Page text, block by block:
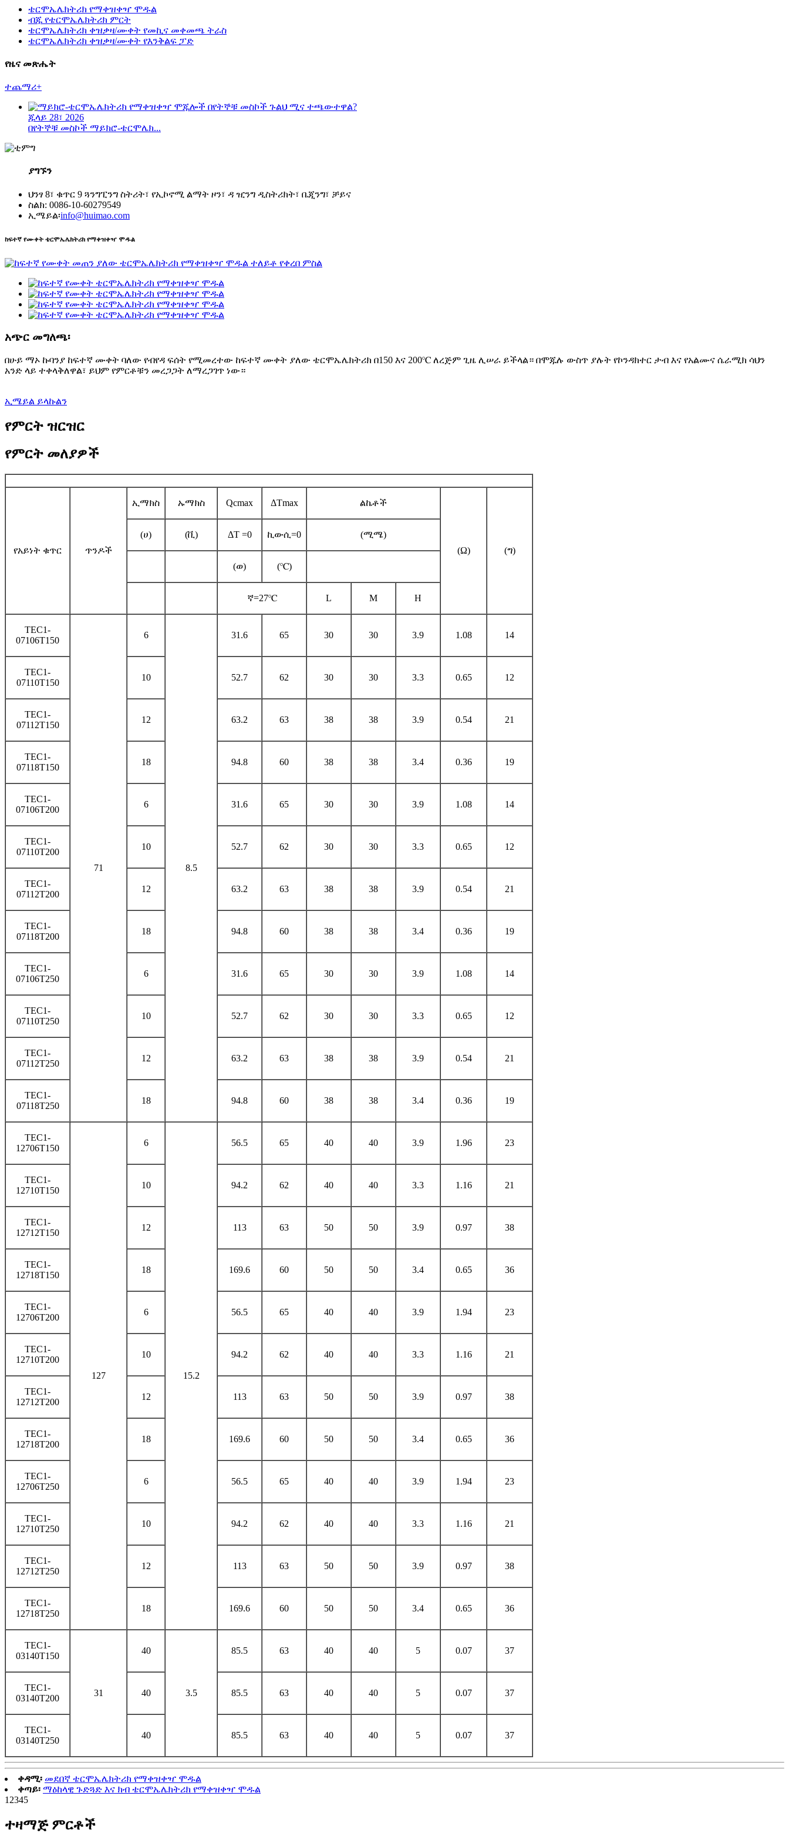
ቴርሞኤሌክትሪክ የማቀዝቀዣ ሞዱል
ብጁ የቴርሞኤሌክትሪክ ምርት
ቴርሞኤሌክትሪክ ቀዝቃዛ/ሙቀት የመኪና መቀመጫ ትራስ
ቴርሞኤሌክትሪክ ቀዝቃዛ/ሙቀት የእንቅልፍ ፓድ
የዜና መጽሔት
ተጨማሪ+
ጁላይ 28፣ 2026
በየትኞቹ መስኮች ማይክሮ-ቴርሞሌክ...
ያግኙን
ህንፃ 8፣ ቁጥር 9 ጓንግፒንግ ስትሪት፣ የኢኮኖሚ ልማት ዞን፣ ዳ ዢንግ ዲስትሪክት፣ ቤጂንግ፣ ቻይና
ስልክ: 0086-10-60279549
ኢሜይል፡info@huimao.com
ከፍተኛ የሙቀት ቴርሞኤሌክትሪክ የማቀዝቀዣ ሞዱል
አጭር መግለጫ፡
በሁይ ማኦ ኩባንያ ከፍተኛ ሙቀት ባለው የብየዳ ፍሰት የሚመረተው ከፍተኛ ሙቀት ያለው ቴርሞኤሌክትሪክ በ150 እና 200℃ ለረጅም ጊዜ ሊሠራ ይችላል። በሞጁሉ ውስጥ ያሉት የኮንዳክተር ታብ እና የአልሙና ሴራሚክ ሳህን
አንድ ላይ ተቀላቅለዋል፣ ይህም የምርቶቹን መረጋጋት ለማረጋገጥ ነው።
ኢሜይል ይላኩልን
የምርት ዝርዝር
የምርት መለያዎች
የአይነት ቁጥር ጥንዶች
ኢማክስ ኡማክስ Qcmax ΔTmax ልኬቶች
(Ω) (ግ)
(ሀ) (ቪ) ΔT =0 ኪውሲ=0 (ሚሜ)
(ወ) (℃)
ኛ=27℃ L M H
TEC1-
07106T150
71
6
8.5
31.6 65 30 30 3.9 1.08 14
TEC1-
07110T150
10 52.7 62 30 30 3.3 0.65 12
TEC1-
07112T150
12 63.2 63 38 38 3.9 0.54 21
TEC1-
07118T150
18 94.8 60 38 38 3.4 0.36 19
TEC1-
07106T200
6 31.6 65 30 30 3.9 1.08 14
TEC1-
07110T200
10 52.7 62 30 30 3.3 0.65 12
TEC1-
07112T200
12 63.2 63 38 38 3.9 0.54 21
TEC1-
07118T200
18 94.8 60 38 38 3.4 0.36 19
TEC1-
07106T250
6 31.6 65 30 30 3.9 1.08 14
TEC1-
07110T250
10 52.7 62 30 30 3.3 0.65 12
TEC1-
07112T250
12 63.2 63 38 38 3.9 0.54 21
TEC1-
07118T250
18 94.8 60 38 38 3.4 0.36 19
TEC1-
12706T150
127
6
15.2
56.5 65 40 40 3.9 1.96 23
TEC1-
12710T150
10 94.2 62 40 40 3.3 1.16 21
TEC1-
12712T150
12 113 63 50 50 3.9 0.97 38
TEC1-
12718T150
18 169.6 60 50 50 3.4 0.65 36
TEC1-
12706T200
6 56.5 65 40 40 3.9 1.94 23
TEC1-
12710T200
10 94.2 62 40 40 3.3 1.16 21
TEC1-
12712T200
12 113 63 50 50 3.9 0.97 38
TEC1-
12718T200
18 169.6 60 50 50 3.4 0.65 36
TEC1-
12706T250
6 56.5 65 40 40 3.9 1.94 23
TEC1-
12710T250
10 94.2 62 40 40 3.3 1.16 21
TEC1-
12712T250
12 113 63 50 50 3.9 0.97 38
TEC1-
12718T250
18 169.6 60 50 50 3.4 0.65 36
TEC1-
03140T150
31
40
3.5
85.5 63 40 40 5 0.07 37
TEC1-
03140T200
40 85.5 63 40 40 5 0.07 37
TEC1-
03140T250
40 85.5 63 40 40 5 0.07 37
ቀዳሚ፡ መደበኛ ቴርሞኤሌክትሪክ የማቀዝቀዣ ሞዱል
ቀጣይ፡ ማዕከላዊ ጉድጓድ እና ክብ ቴርሞኤሌክትሪክ የማቀዝቀዣ ሞዱል
1 2345
ተዛማጅ ምርቶች